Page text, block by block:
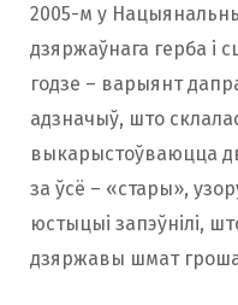
2005-м у Нацыянальны
дзяржаўнага герба і
годзе – варыянт
адзначыў, што
выкарыстоўваюцца
за ўсё – «стары»,
юстыцыі запэўнілі,
дзяржавы шмат